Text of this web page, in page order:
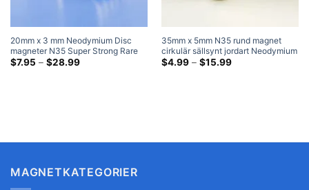
20mm x 3 mm Neodymium Disc
magneter N35 Super Strong Rare
Earth Cylinder Magnets 20x3 mm
$7.95 – $28.99Prisklass:
35mm x 5mm N35 rund magnet
cirkulär sällsynt jordart Neodymium
skivmagneter Nickelpläterade Var
$4.99 – $15.99Prisklass:
MAGNETKATEGORIER